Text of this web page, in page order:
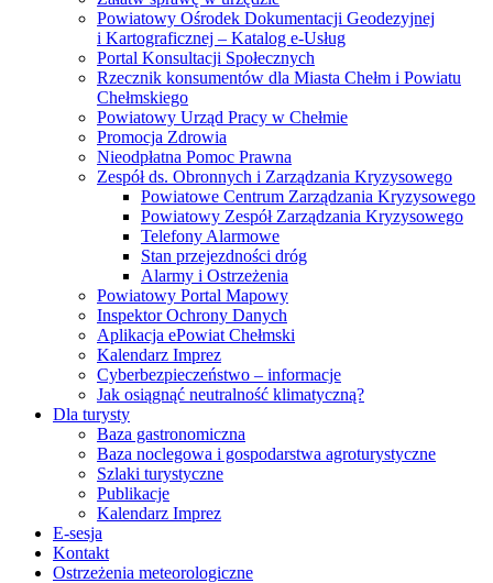
Powiatowy Ośrodek Dokumentacji Geodezyjnej
i Kartograficznej – Katalog e-Usług
Portal Konsultacji Społecznych
Rzecznik konsumentów dla Miasta Chełm i Powiatu
Chełmskiego
Powiatowy Urząd Pracy w Chełmie
Promocja Zdrowia
Nieodpłatna Pomoc Prawna
Zespół ds. Obronnych i Zarządzania Kryzysowego
Powiatowe Centrum Zarządzania Kryzysowego
Powiatowy Zespół Zarządzania Kryzysowego
Telefony Alarmowe
Stan przejezdności dróg
Alarmy i Ostrzeżenia
Powiatowy Portal Mapowy
Inspektor Ochrony Danych
Aplikacja ePowiat Chełmski
Kalendarz Imprez
Cyberbezpieczeństwo – informacje
Jak osiągnąć neutralność klimatyczną?
Dla turysty
Baza gastronomiczna
Baza noclegowa i gospodarstwa agroturystyczne
Szlaki turystyczne
Publikacje
Kalendarz Imprez
E-sesja
Kontakt
Ostrzeżenia meteorologiczne